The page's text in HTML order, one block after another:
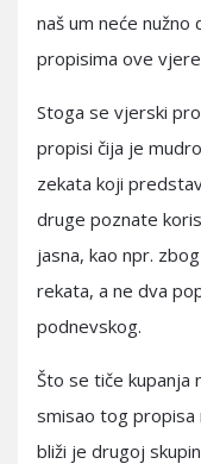
naš um neće
propisima ove
Stoga se vjerski
propisi čija je
zekata koji
druge poznate
jasna, kao npr.
rekata, a ne dva
podnevskog.
Što se tiče kupanja
smisao tog propisa
bliži je drugoj